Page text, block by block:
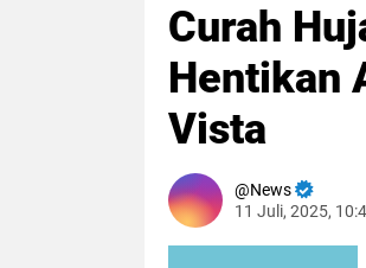
Curah
Hentikan
Vista
News
11 Juli, 2025,